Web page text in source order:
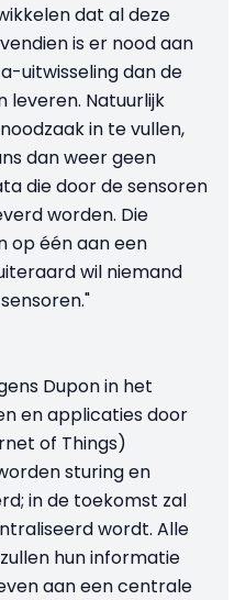
dat al deze
is er nood aan
uitwisseling dan de
leveren. Natuurlijk
in te vullen,
dan weer geen
die door de sensoren
worden. Die
op één aan een
wil niemand
Dupon in het
en applicaties door
of Things)
sturing en
in de toekomst zal
wordt. Alle
hun informatie
aan een centrale